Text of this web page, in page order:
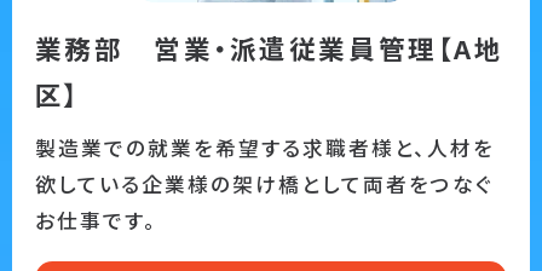
業務部 営業・派遣従業員管理【A地
区】
製造業での就業を希望する求職者様と、人材を
欲している企業様の架け橋として両者をつなぐ
お仕事です。